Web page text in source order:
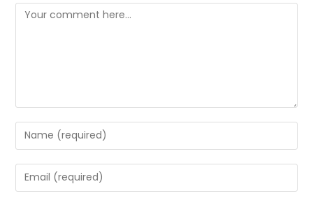
Comment
Enter
your
name
or
Enter
your